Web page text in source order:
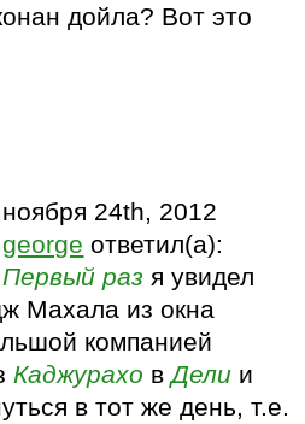
дойла? Вот это
ноября 24th, 2012
george ответил(а):
Первый раз я увидел
Махала из окна
компанией
Каджурахо вДели и
в тот же день, т.е.